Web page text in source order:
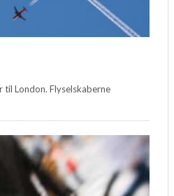
London. Flyselskaberne